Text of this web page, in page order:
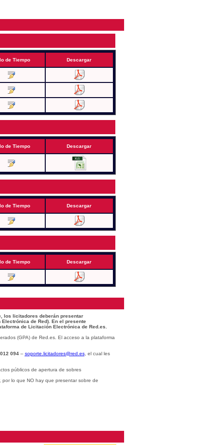
de Tiempo Descargar
de Tiempo Descargar
de Tiempo Descargar
de Tiempo Descargar
los licitadores deberán presentar
de Red). En el presente
de Licitación Electrónica de Red.es.
(GPA) de Red.es. El acceso a la plataforma
094– soporte.licitadores@red.es, el cual les
públicos de apertura de sobres
lo que NO hay que presentar sobre de